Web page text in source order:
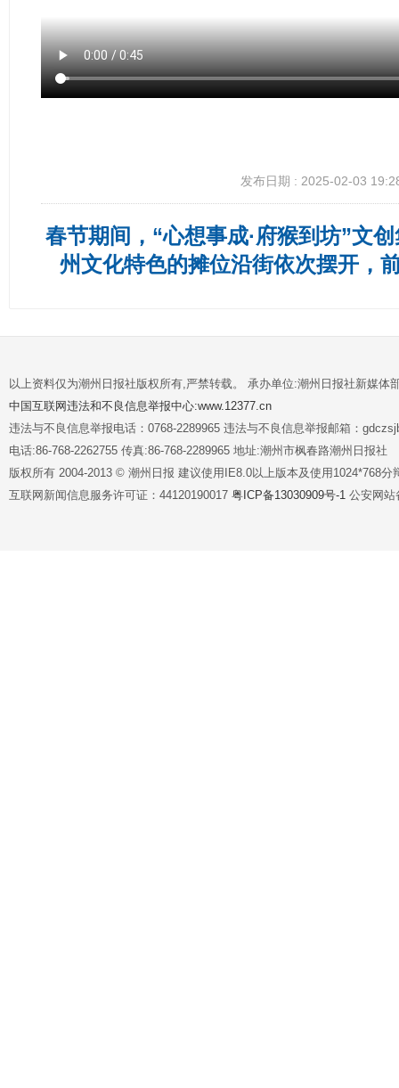
发布日期 : 2025-02-03
春节期间，“心想事成·府猴到坊”文
州文化特色的摊位沿街依次摆开，
以上资料仅为潮州日报社版权所有,严禁转载。 承办单位:潮州日报社新媒体
中国互联网违法和不良信息举报中心:www.12377.cn
违法与不良信息举报电话：0768-2289965 违法与不良信息举报邮箱：
电话:86-768-2262755 传真:86-768-2289965 地址:潮州市枫春路潮州日报社
版权所有 2004-2013 © 潮州日报 建议使用IE8.0以上版本及使用1024*768分
互联网新闻信息服务许可证：44120190017 粤ICP备13030909号-1 公安网站